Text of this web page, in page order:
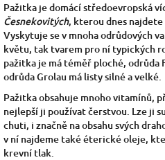
Pažitka je domácí středoevropská
Česnekovitých, kterou dnes
Vyskytuje se v mnoha odrůdových
květu, tak tvarem pro ní typických
pažitka je má téměř ploché, odrůda
odrůda Grolau má listy silné a velké.
Pažitka obsahuje mnoho vitamínů,
nejlepší ji používat čerstvou. Lze ji
chuti, i značně na obsahu svých
v ní najdeme také éterické oleje,
krevní tlak.